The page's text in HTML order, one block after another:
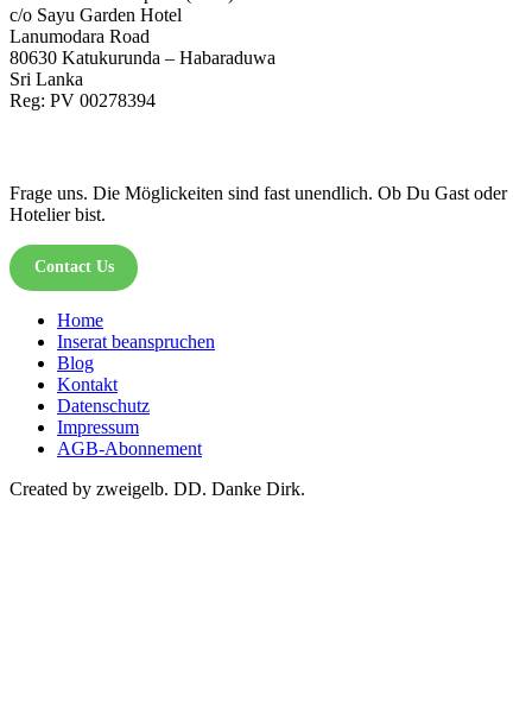
c/o Sayu Garden Hotel
Lanumodara Road
80630 Katukurunda – Habaraduwa
Sri Lanka
Reg: PV 00278394
Frage uns. Die Möglickeiten sind fast unendlich. Ob Du Gast oder
Hotelier bist.
Contact Us
Home
Inserat beanspruchen
Blog
Kontakt
Datenschutz
Impressum
AGB-Abonnement
Created by zweigelb. DD. Danke Dirk.